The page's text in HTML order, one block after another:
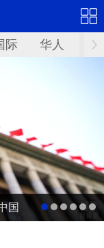
际 华人 文
国